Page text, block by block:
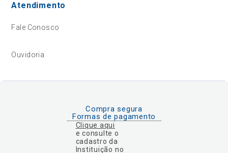
Atendimento
Fale Conosco
Ouvidoria
Compra segura
Formas de pagamento
Clique aqui
e consulte o
cadastro da
Instituição no